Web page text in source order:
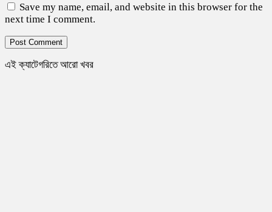
Save my name, email, and website in this browser for the
next time I comment.
এই ক্যাটেগরিতে আরো খবর